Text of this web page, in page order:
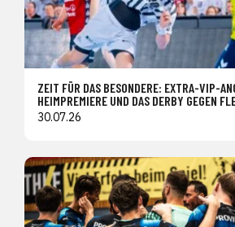
ZEIT FÜR DAS BESONDERE: EXTRA-VIP-
HEIMPREMIERE UND DAS DERBY GEGEN
30.07.26